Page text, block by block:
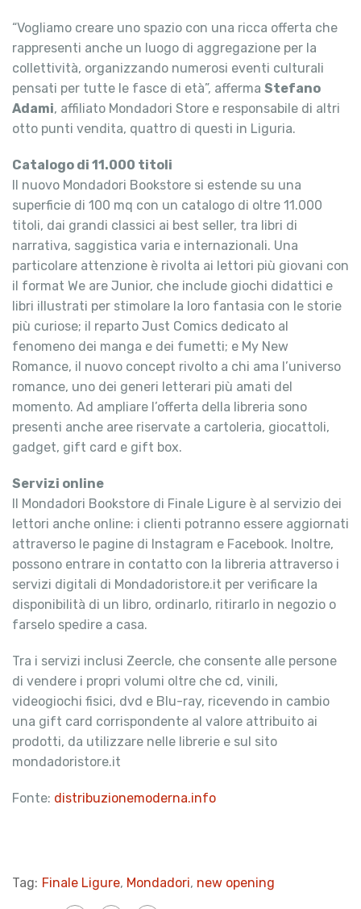
“Vogliamo creare uno spazio con una ricca offerta che
rappresenti anche un luogo di aggregazione per la
collettività, organizzando numerosi eventi culturali
pensati per tutte le fasce di età”, afferma Stefano
Adami, affiliato Mondadori Store e responsabile di altri
otto punti vendita, quattro di questi in Liguria.
Catalogo di 11.000 titoli
Il nuovo Mondadori Bookstore si estende su una
superficie di 100 mq con un catalogo di oltre 11.000
titoli, dai grandi classici ai best seller, tra libri di
narrativa, saggistica varia e internazionali. Una
particolare attenzione è rivolta ai lettori più giovani con
il format We are Junior, che include giochi didattici e
libri illustrati per stimolare la loro fantasia con le storie
più curiose; il reparto Just Comics dedicato al
fenomeno dei manga e dei fumetti; e My New
Romance, il nuovo concept rivolto a chi ama l’universo
romance, uno dei generi letterari più amati del
momento. Ad ampliare l’offerta della libreria sono
presenti anche aree riservate a cartoleria, giocattoli,
gadget, gift card e gift box.
Servizi online
Il Mondadori Bookstore di Finale Ligure è al servizio dei
lettori anche online: i clienti potranno essere aggiornati
attraverso le pagine di Instagram e Facebook. Inoltre,
possono entrare in contatto con la libreria attraverso i
servizi digitali di Mondadoristore.it per verificare la
disponibilità di un libro, ordinarlo, ritirarlo in negozio o
farselo spedire a casa.
Tra i servizi inclusi Zeercle, che consente alle persone
di vendere i propri volumi oltre che cd, vinili,
videogiochi fisici, dvd e Blu-ray, ricevendo in cambio
una gift card corrispondente al valore attribuito ai
prodotti, da utilizzare nelle librerie e sul sito
mondadoristore.it
Fonte: distribuzionemoderna.info
Tag: Finale Ligure, Mondadori, new opening